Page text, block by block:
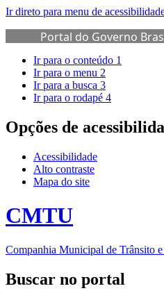
Ir direto para menu de
Portal do Governo
de Governo
Ir para o conteúdo 1
Ir para o menu 2
Ir para a busca 3
Ir para o rodapé 4
Opções de
Acessibilidade
Alto contraste
Mapa do site
CMTU
Companhia Municipal de Trânsito
Buscar no portal